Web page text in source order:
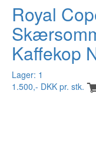
Royal
Kaffekop
Lager: 1
1.500,- DKK pr. stk.